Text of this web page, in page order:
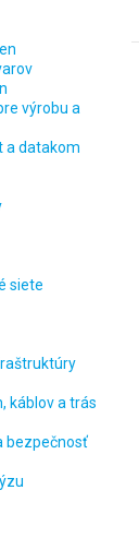
výrobu a
a datakom
siete
káblov a trás
bezpečnosť